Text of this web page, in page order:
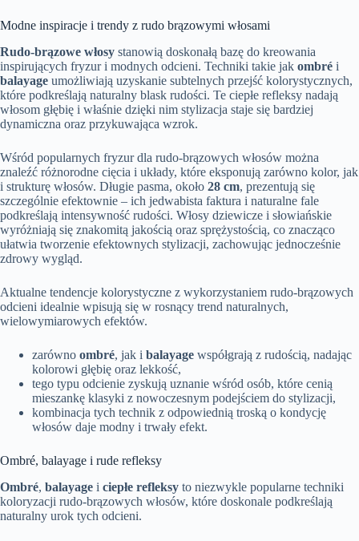
Modne inspiracje i trendy z rudo brązowymi włosami
Rudo-brązowe włosy stanowią doskonałą bazę do kreowania
inspirujących fryzur i modnych odcieni. Techniki takie jak ombré i
balayage umożliwiają uzyskanie subtelnych przejść kolorystycznych,
które podkreślają naturalny blask rudości. Te ciepłe refleksy nadają
włosom głębię i właśnie dzięki nim stylizacja staje się bardziej
dynamiczna oraz przykuwająca wzrok.
Wśród popularnych fryzur dla rudo-brązowych włosów można
znaleźć różnorodne cięcia i układy, które eksponują zarówno kolor, jak
i strukturę włosów. Długie pasma, około 28 cm, prezentują się
szczególnie efektownie – ich jedwabista faktura i naturalne fale
podkreślają intensywność rudości. Włosy dziewicze i słowiańskie
wyróżniają się znakomitą jakością oraz sprężystością, co znacząco
ułatwia tworzenie efektownych stylizacji, zachowując jednocześnie
zdrowy wygląd.
Aktualne tendencje kolorystyczne z wykorzystaniem rudo-brązowych
odcieni idealnie wpisują się w rosnący trend naturalnych,
wielowymiarowych efektów.
zarówno ombré, jak i balayage współgrają z rudością, nadając
kolorowi głębię oraz lekkość,
tego typu odcienie zyskują uznanie wśród osób, które cenią
mieszankę klasyki z nowoczesnym podejściem do stylizacji,
kombinacja tych technik z odpowiednią troską o kondycję
włosów daje modny i trwały efekt.
Ombré, balayage i rude refleksy
Ombré, balayage i ciepłe refleksy to niezwykle popularne techniki
koloryzacji rudo-brązowych włosów, które doskonale podkreślają
naturalny urok tych odcieni.